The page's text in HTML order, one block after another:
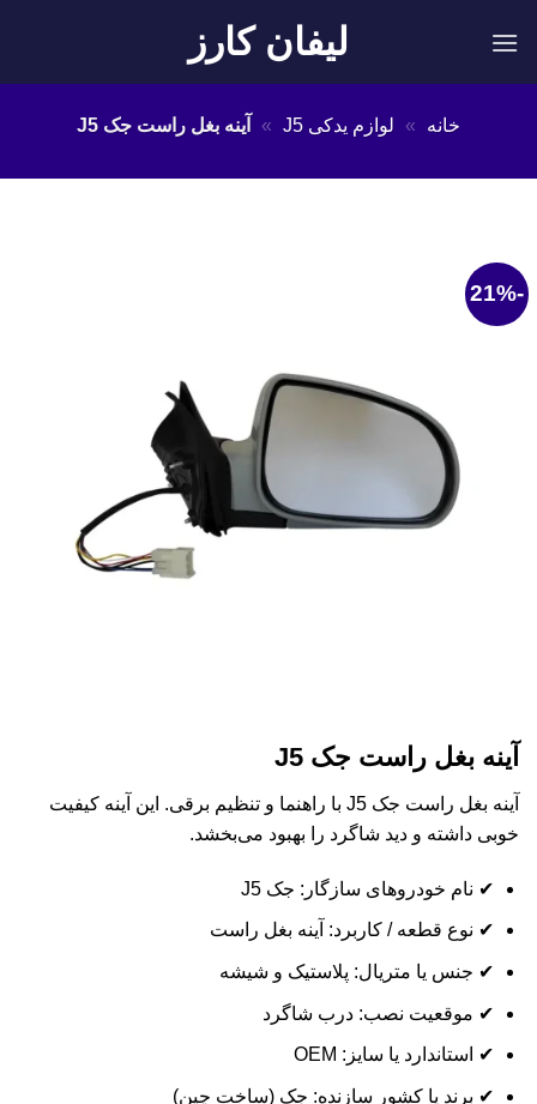
لیفان کارز
خانه » لوازم یدکی J5 » آینه بغل راست جک J5
-21%
آینه بغل راست جک J5
آینه بغل راست جک J5 با راهنما و تنظیم برقی. این آینه کیفیت
خوبی داشته و دید شاگرد را بهبود می‌بخشد.
✔ نام خودروهای سازگار: جک J5
✔ نوع قطعه / کاربرد: آینه بغل راست
✔ جنس یا متریال: پلاستیک و شیشه
✔ موقعیت نصب: درب شاگرد
✔ استاندارد یا سایز: OEM
✔ برند یا کشور سازنده: جک (ساخت چین)